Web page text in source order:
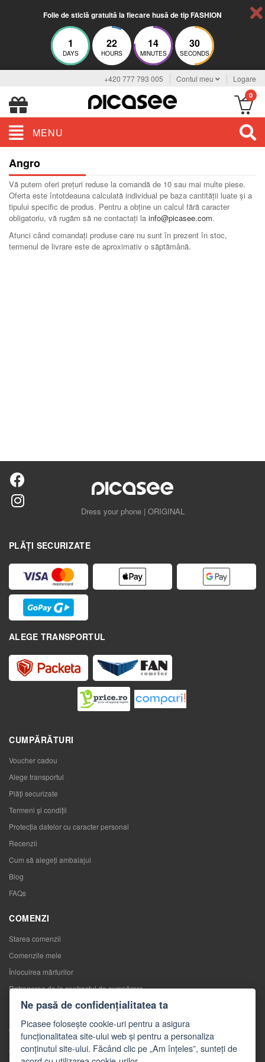
Folie de sticlă gratuită la fiecare husă de tip FASHION
1
DAYS
22
HOURS
14
MINUTES
30
SECONDS
+420 777 793 005 Contul meu Logare
0
MENU
Angro
Vă putem oferi prețuri reduse la comandă de 10 sau mai multe piese.
Oferta este întotdeauna calculată individual pe baza cantității luate și a
tipului specific de produs. Pentru a obține un calcul fără caracter
obligatoriu, vă rugăm să ne contactați la info@picasee.com.
Atunci când comandați produse care nu sunt în prezent în stoc,
termenul de livrare este de aproximativ o săptămână.
Dress your phone | ORIGINAL
PLĂȚI SECURIZATE
ALEGE TRANSPORTUL
CUMPĂRĂTURI
Voucher cadou
Alege transportul
Plăți securizate
Termeni și condiții
Protecția datelor cu caracter personal
Recenzii
Cum să alegeţi ambalajul
Blog
FAQs
COMENZI
Starea comenzii
Comenzile mele
Înlocuirea mărfurilor
Retragerea de la contractul de cumpărare
Reclamaţii
CONTACTE
Contacte
Ne pasă de confidențialitatea ta
Picasee folosește cookie-uri pentru a asigura
funcționalitatea site-ului web și pentru a personaliza
conținutul site-ului. Făcând clic pe „Am înțeles”, sunteți de